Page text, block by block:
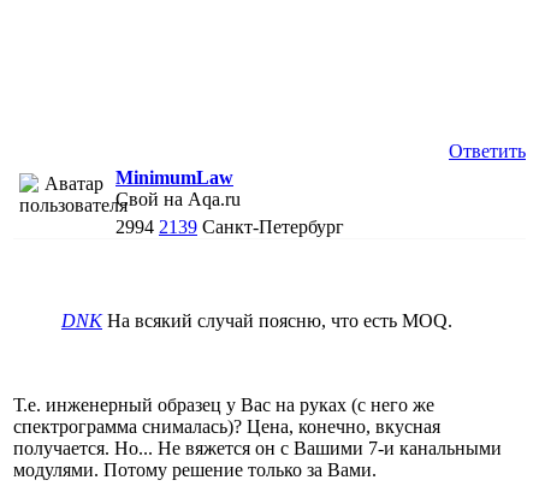
Ответить
MinimumLaw
Свой на Aqa.ru
2994 2139 Санкт-Петербург
DNK На всякий случай поясню, что есть MOQ.
Т.е. инженерный образец у Вас на руках (с него же
спектрограмма снималась)? Цена, конечно, вкусная
получается. Но... Не вяжется он с Вашими 7-и канальными
модулями. Потому решение только за Вами.